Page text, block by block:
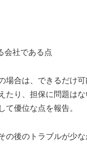
会社である点
場合は、できるだけ
たり、担保に問題は
て優位な点を報告。
の後のトラブルが少